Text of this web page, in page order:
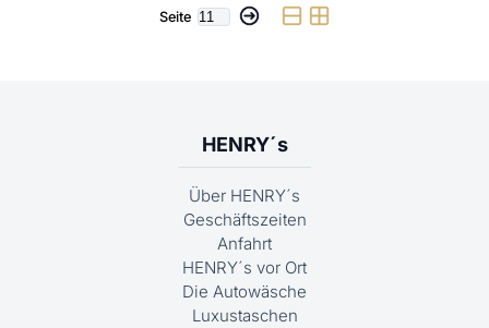
Seite
HENRY´s
Über HENRY´s
Geschäftszeiten
Anfahrt
HENRY´s vor Ort
Die Autowäsche
Luxustaschen